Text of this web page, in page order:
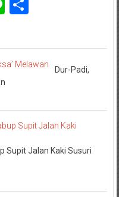
LineShare
Dur-Padi,
Supit Jalan Kaki Susuri